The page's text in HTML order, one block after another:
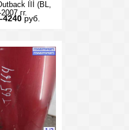
III (BL,
гг.
руб.